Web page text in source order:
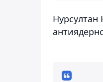
Нурсултан